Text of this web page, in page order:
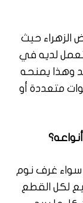
الزهراء حيث
لديه في
وهذا يمنحه
متعددة أو
سواء غرف نوم
لكل القطع